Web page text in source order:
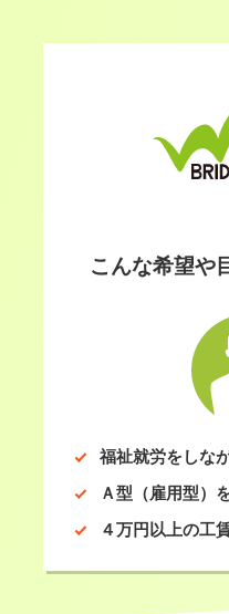
こんな希望や
福祉就労をしな
Ａ型（雇用型）
４万円以上の工